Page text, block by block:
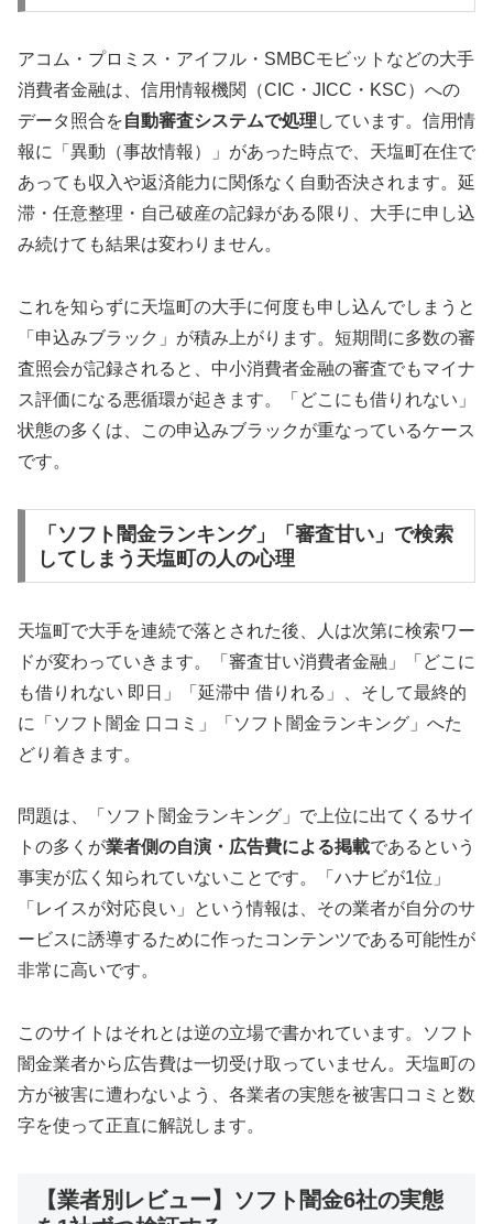
アコム・プロミス・アイフル・SMBCモビットなどの大手
消費者金融は、信用情報機関（CIC・JICC・KSC）への
データ照合を自動審査システムで処理 しています。信用情
報に「異動（事故情報）」があった時点で、天塩町在住で
あっても収入や返済能力に関係なく自動否決されます。延
滞・任意整理・自己破産の記録がある限り、大手に申し込
み続けても結果は変わりません。
これを知らずに天塩町の大手に何度も申し込んでしまうと
「申込みブラック」が積み上がります。短期間に多数の審
査照会が記録されると、中小消費者金融の審査でもマイナ
ス評価になる悪循環が起きます。「どこにも借りれない」
状態の多くは、この申込みブラックが重なっているケース
です。
「ソフト闇金ランキング」「審査甘い」で検索
してしまう天塩町の人の心理
天塩町で大手を連続で落とされた後、人は次第に検索ワー
ドが変わっていきます。「審査甘い消費者金融」「どこに
も借りれない 即日」「延滞中 借りれる」、そして最終的
に「ソフト闇金 口コミ」「ソフト闇金ランキング」へた
どり着きます。
問題は、「ソフト闇金ランキング」で上位に出てくるサイ
トの多くが業者側の自演・広告費による掲載であるという
事実が広く知られていないことです。「ハナビが1位」
「レイスが対応良い」という情報は、その業者が自分のサ
ービスに誘導するために作ったコンテンツである可能性が
非常に高いです。
このサイトはそれとは逆の立場で書かれています。ソフト
闇金業者から広告費は一切受け取っていません。天塩町の
方が被害に遭わないよう、各業者の実態を被害口コミと数
字を使って正直に解説します。
【業者別レビュー】ソフト闇金6社の実態